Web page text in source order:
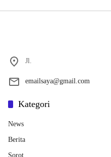
Jl.
emailsaya@gmail.com
Kategori
News
Berita
Sorot